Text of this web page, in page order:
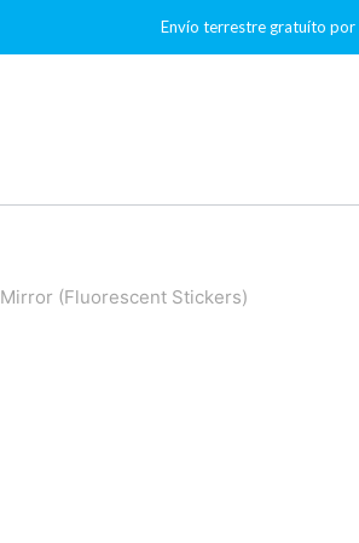
Envío terrestre gratuíto por
(Fluorescent Stickers)